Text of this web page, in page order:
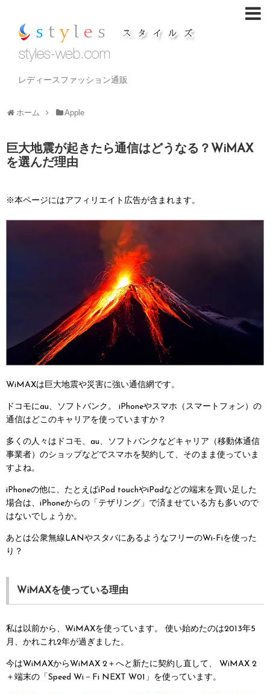
レディースファッション通販
ホーム Apple
巨大地震が起きたら通信はどうなる？WiMAX
を選んだ理由
※本ページにはアフィリエイト広告が含まれます。
WiMAXは巨大地震や災害に強い通信網です。
ドコモにau、ソフトバンク。
iPhoneやスマホ（スマートフォン）の
通信はどこのキャリアを使っていますか？
多くの人々はドコモ、au、ソフトバンクなどキャリア（移動体通信
事業者）のショップなどでスマホを契約して、そのまま使っていま
すよね。
iPhoneの他に、たとえばiPod touchやiPadなどの端末を買い足した
場合は、iPhoneからの「テザリング」で済ませている方も多いので
はないでしょうか。
あとは公衆無線LANやスタバにあるようなフリーのWi-Fiを使った
り？
WiMAXを使っている理由
私は以前から、WiMAXを使っています。
使い始めたのは2013年5
月、かれこれ2年が過ぎました。
今はWiMAXからWiMAX 2＋へと新たに契約し直して、
WiMAX 2
＋端末の「Speed Wi－Fi NEXT W01」を使っています。